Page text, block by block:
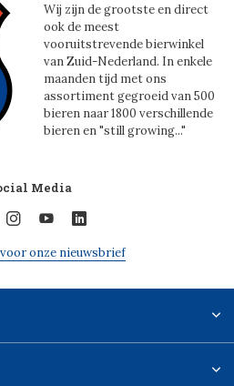
Wij zijn de grootste en direct
ook de meest
vooruitstrevende bierwinkel
van Zuid-Nederland. In enkele
maanden tijd met ons
assortiment gegroeid van 500
bieren naar 1800 verschillende
bieren en "still growing..."
Media
onze nieuwsbrief